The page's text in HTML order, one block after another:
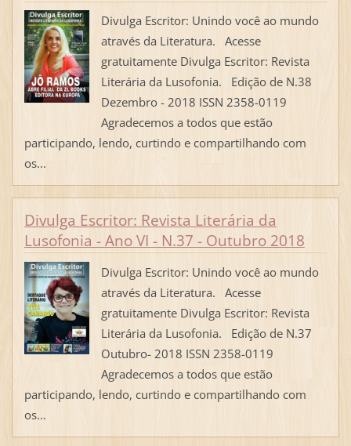
Divulga Escritor: Unindo você ao mundo
através da Literatura. Acesse
gratuitamente Divulga Escritor: Revista
Literária da Lusofonia. Edição de N.38
Dezembro - 2018 ISSN 2358-0119
Agradecemos a todos que estão
participando, lendo, curtindo e compartilhando com
os...
Divulga Escritor: Revista Literária da
Lusofonia - Ano VI - N.37 - Outubro 2018
Divulga Escritor: Unindo você ao mundo
através da Literatura. Acesse
gratuitamente Divulga Escritor: Revista
Literária da Lusofonia. Edição de N.37
Outubro- 2018 ISSN 2358-0119
Agradecemos a todos que estão
participando, lendo, curtindo e compartilhando com
os...